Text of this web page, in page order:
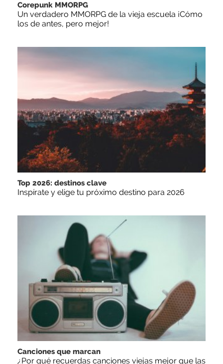
Corepunk MMORPG
Un verdadero MMORPG de la vieja escuela ¡Cómo
los de antes, pero mejor!
Top 2026: destinos clave
Inspírate y elige tu próximo destino para 2026
Canciones que marcan
¿Por qué recuerdas canciones viejas mejor que las